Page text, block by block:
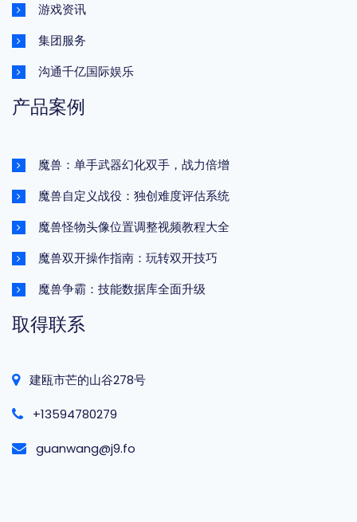
游戏资讯
集团服务
沟通千亿国际娱乐
产品案例
魔兽：单手武器幻化双手，战力倍增
魔兽自定义战役：独创难度评估系统
魔兽怪物头像位置调整视频教程大全
魔兽双开操作指南：玩转双开技巧
魔兽争霸：技能数据库全面升级
取得联系
建瓯市芒的山谷278号
+13594780279
guanwang@j9.fo